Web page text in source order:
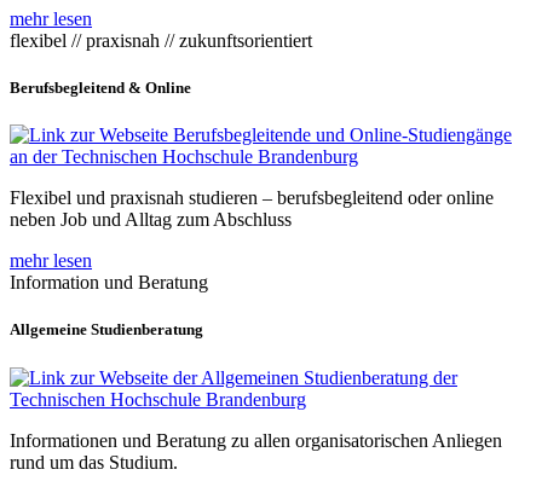
mehr lesen
flexibel // praxisnah // zukunftsorientiert
Berufsbegleitend & Online
Flexibel und praxisnah studieren – berufsbegleitend oder online
neben Job und Alltag zum Abschluss
mehr lesen
Information und Beratung
Allgemeine Studienberatung
Informationen und Beratung zu allen organisatorischen Anliegen
rund um das Studium.